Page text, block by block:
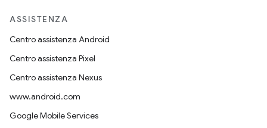
ASSISTENZA
Centro assistenza Android
Centro assistenza Pixel
Centro assistenza Nexus
www.android.com
Google Mobile Services